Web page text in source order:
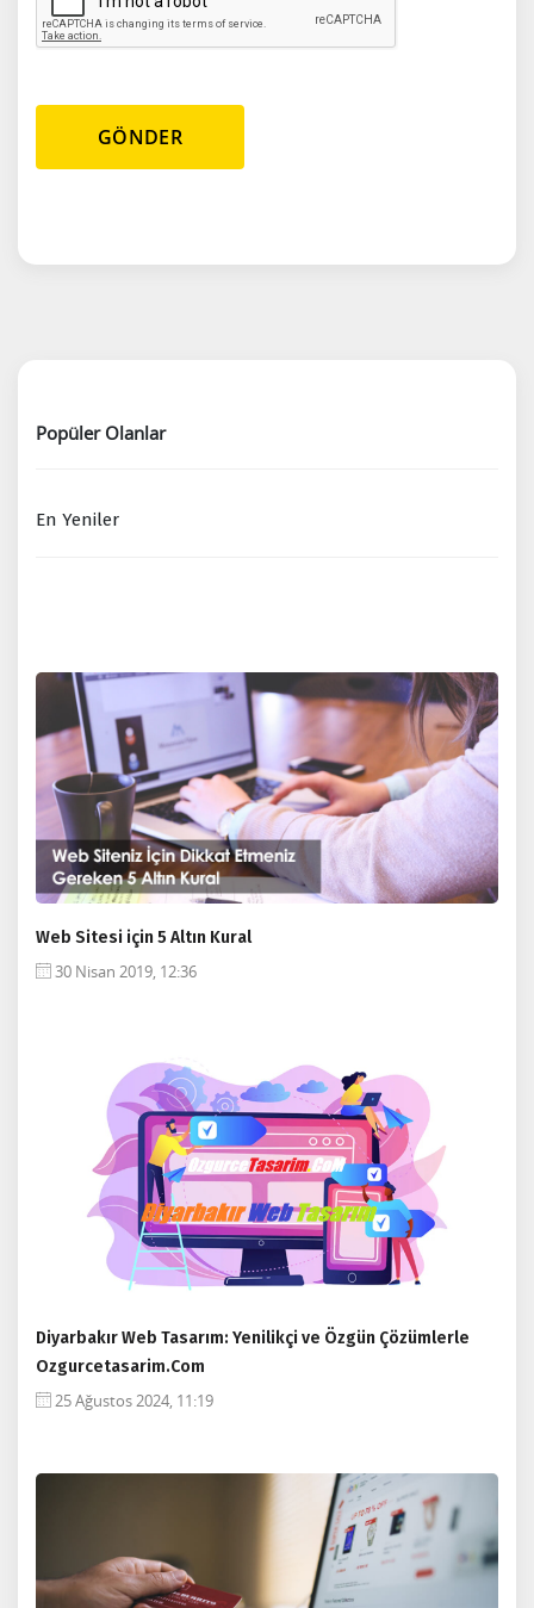
GÖNDER
Popüler Olanlar
En Yeniler
Web Sitesi için 5 Altın Kural
30 Nisan 2019, 12:36
Diyarbakır Web Tasarım: Yenilikçi ve Özgün Çözümlerle
Ozgurcetasarim.Com
25 Ağustos 2024, 11:19